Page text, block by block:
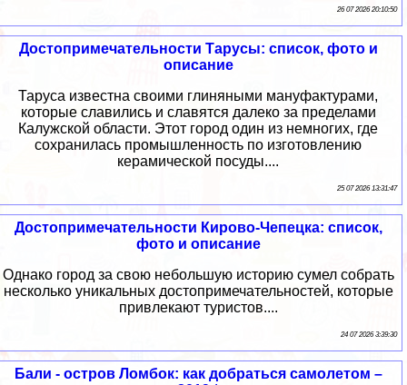
26 07 2026 20:10:50
Достопримечательности Тарусы: список, фото и
описание
Таруса известна своими глиняными мануфактурами,
которые славились и славятся далеко за пределами
Калужской области. Этот город один из немногих, где
сохранилась промышленность по изготовлению
керамической посуды....
25 07 2026 13:31:47
Достопримечательности Кирово-Чепецка: список,
фото и описание
Однако город за свою небольшую историю сумел собрать
несколько уникальных достопримечательностей, которые
привлекают туристов....
24 07 2026 3:39:30
Бали - остров Ломбок: как добраться самолетом –